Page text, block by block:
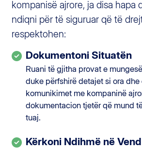
kompanisë ajrore, ja disa hapa
ndiqni për të siguruar që të
respektohen:
Dokumentoni Situatën
Ruani të gjitha provat e
duke përfshirë detajet si ora
komunikimet me kompaninë
dokumentacion tjetër që mund
tuaj.
Kërkoni Ndihmë në Vend